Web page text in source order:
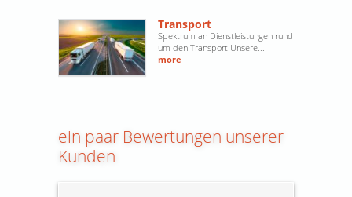
Transport
Spektrum an Dienstleistungen rund
um den Transport Unsere...
more
ein paar Bewertungen unserer
Kunden